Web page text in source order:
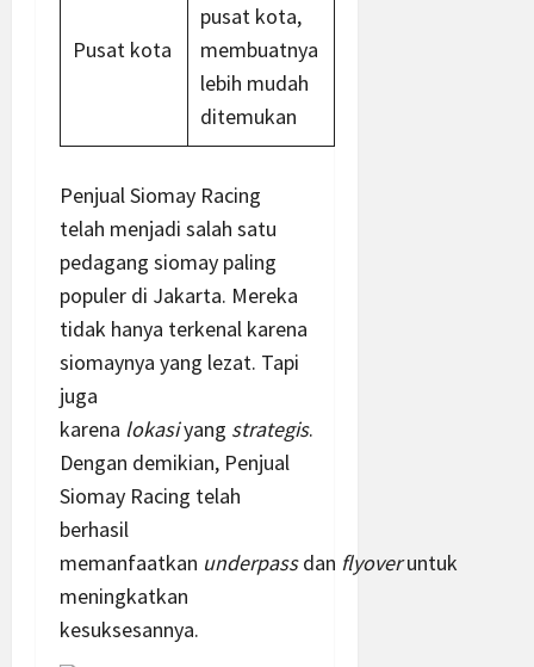
Pusat kota
pusat kota,
membuatnya
lebih mudah
ditemukan
Penjual Siomay Racing
telah menjadi salah satu
pedagang siomay paling
populer di Jakarta. Mereka
tidak hanya terkenal karena
siomaynya yang lezat. Tapi
juga
karena lokasiyang strategis.
Dengan demikian, Penjual
Siomay Racing telah
berhasil
memanfaatkan underpassdan flyoveruntuk
meningkatkan
kesuksesannya.